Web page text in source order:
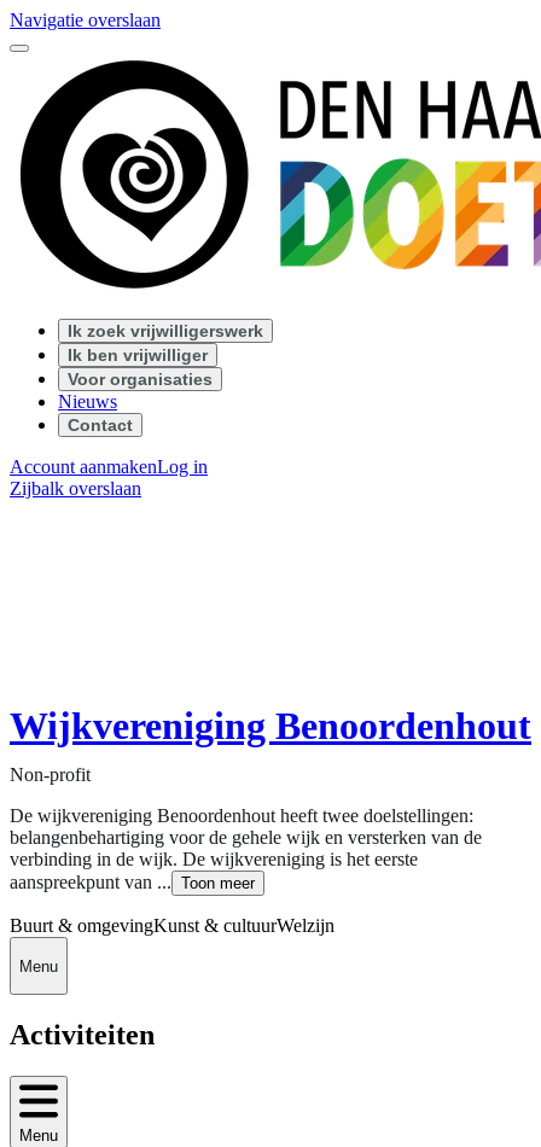
Navigatie overslaan
Ik zoek vrijwilligerswerk
Ik ben vrijwilliger
Voor organisaties
Nieuws
Contact
Account aanmakenLog in
Zijbalk overslaan
Wijkvereniging Benoordenhout
Non-profit
De wijkvereniging Benoordenhout heeft twee doelstellingen:
belangenbehartiging voor de gehele wijk en versterken van de
verbinding in de wijk. De wijkvereniging is het eerste
aanspreekpunt van ... Toon meer
Buurt & omgevingKunst & cultuurWelzijn
Menu
Activiteiten
Menu